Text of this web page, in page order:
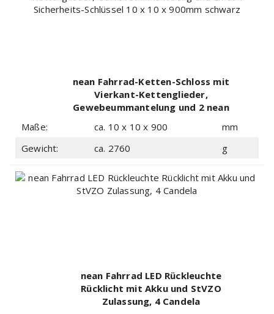
nean Fahrrad-Ketten-Schloss mit
Vierkant-Kettenglieder,
Gewebeummantelung und 2 nean
900mm schwarz
Maße: ca. 10 x 10 x 900
mm
Gewicht:
ca. 2760 g
nean Fahrrad LED Rückleuchte
Rücklicht mit Akku und StVZO
Zulassung, 4 Candela